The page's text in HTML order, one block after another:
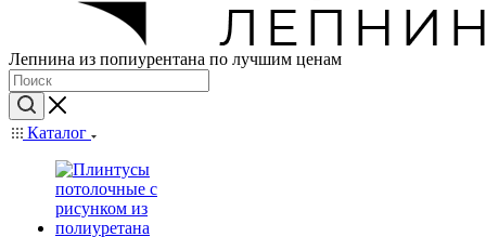
Лепнина из попиурентана по лучшим ценам
Каталог